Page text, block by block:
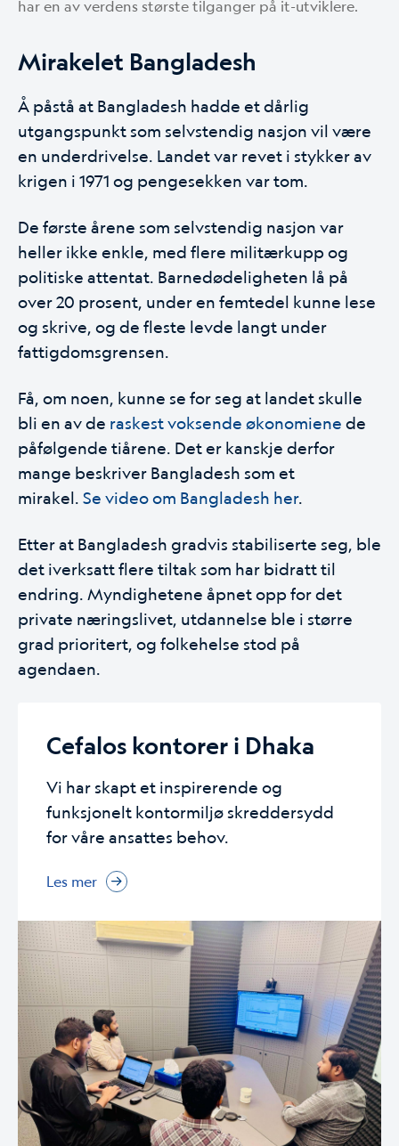
har en av verdens største tilganger på it-utviklere.
Mirakelet Bangladesh
Å påstå at Bangladesh hadde et dårlig
utgangspunkt som selvstendig nasjon vil være
en underdrivelse. Landet var revet i stykker av
krigen i 1971 og pengesekken var tom.
De første årene som selvstendig nasjon var
heller ikke enkle, med flere militærkupp og
politiske attentat. Barnedødeligheten lå på
over 20 prosent, under en femtedel kunne lese
og skrive, og de fleste levde langt under
fattigdomsgrensen.
Få, om noen, kunne se for seg at landet skulle
bli en av de raskest voksende økonomiene de
påfølgende tiårene. Det er kanskje derfor
mange beskriver Bangladesh som et
mirakel. Se video om Bangladesh her.
Etter at Bangladesh gradvis stabiliserte seg, ble
det iverksatt flere tiltak som har bidratt til
endring. Myndighetene åpnet opp for det
private næringslivet, utdannelse ble i større
grad prioritert, og folkehelse stod på
agendaen.
Cefalos kontorer i Dhaka
Vi har skapt et inspirerende og
funksjonelt kontormiljø skreddersydd
for våre ansattes behov.
Les mer